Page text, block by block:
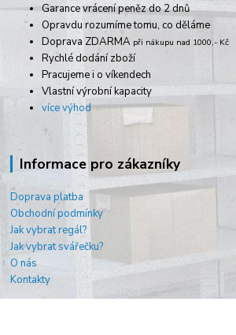
Garance vrácení peněz do 2 dnů
Opravdu rozumíme tomu, co děláme
Doprava ZDARMA při nákupu nad 1000,- Kč
Rychlé dodání zboží
Pracujeme i o víkendech
Vlastní výrobní kapacity
více výhod
Informace pro zákazníky
Doprava platba
Obchodní podmínky
Jak vybrat regál?
Jak vybrat svářečku?
O nás
Kontakty